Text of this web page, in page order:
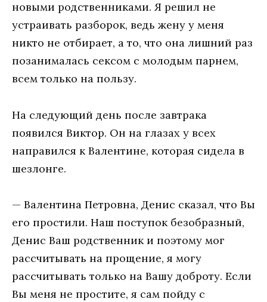
новыми родственниками. Я решил не
устраивать разборок, ведь жену у меня
никто не отбирает, а то, что она лишний раз
позанималась сексом с молодым парнем,
всем только на пользу.
На следующий день после завтрака
появился Виктор. Он на глазах у всех
направился к Валентине, которая сидела в
шезлонге.
— Валентина Петровна, Денис сказал, что Вы
его простили. Наш поступок безобразный,
Денис Ваш родственник и поэтому мог
рассчитывать на прощение, я могу
рассчитывать только на Вашу доброту. Если
Вы меня не простите, я сам пойду с